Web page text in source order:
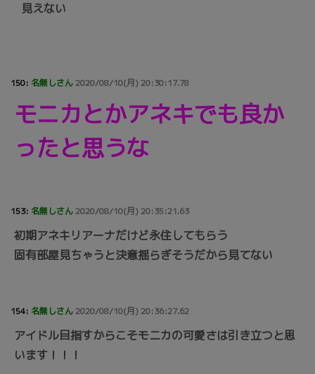
見えない
150: 名無しさん2020/08/10(月) 20:30:17.78
モニカとかアネキでも良か
ったと思うな
153: 名無しさん2020/08/10(月) 20:35:21.63
初期アネキリアーナだけど永住してもらう
固有部屋見ちゃうと決意揺らぎそうだから見てない
154: 名無しさん2020/08/10(月) 20:36:27.62
アイドル目指すからこそモニカの可愛さは引き立つと思
います！！！